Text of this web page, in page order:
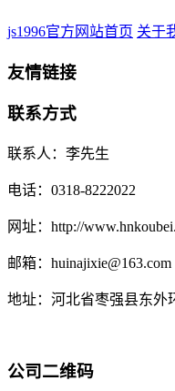
js1996官方网站首页 关于
友情链接
联系方式
联系人：李先生
电话：0318-8222022
网址：http://
邮箱：huinajixie@163.com
地址：河北省枣强县东外
公司二维码